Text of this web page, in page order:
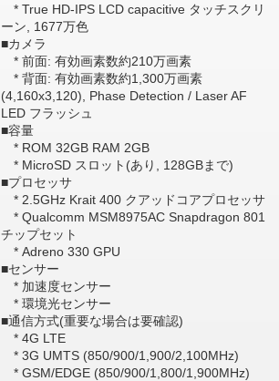
* True HD-IPS LCD capacitive タッチスクリ
ーン, 1677万色
■カメラ
* 前面: 有効画素数約210万画素
* 背面: 有効画素数約1,300万画素
(4,160x3,120), Phase Detection / Laser AF
LED フラッシュ
■容量
* ROM 32GB RAM 2GB
* MicroSD スロット(あり, 128GBまで)
■プロセッサ
* 2.5GHz Krait 400 クアッドコアプロセッサ
* Qualcomm MSM8975AC Snapdragon 801
チップセット
* Adreno 330 GPU
■センサー
* 加速度センサー
* 環境光センサー
■通信方式(重要な場合は要確認)
* 4G LTE
* 3G UMTS (850/900/1,900/2,100MHz)
* GSM/EDGE (850/900/1,800/1,900MHz)